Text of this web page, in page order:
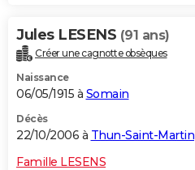
Jules LESENS (91 ans)
Créer une cagnotte obsèques
Naissance
06/05/1915 à Somain
Décès
22/10/2006 à Thun-Saint-Martin
Famille LESENS